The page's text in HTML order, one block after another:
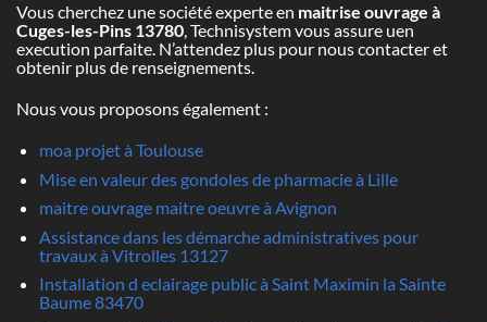
Vous cherchez une société experte en maitrise ouvrage à
Cuges-les-Pins 13780, Technisystem vous assure uen
execution parfaite. N’attendez plus pour nous contacter et
obtenir plus de renseignements.
Nous vous proposons également :
moa projet à Toulouse
Mise en valeur des gondoles de pharmacie à Lille
maitre ouvrage maitre oeuvre à Avignon
Assistance dans les démarche administratives pour
travaux à Vitrolles 13127
Installation d eclairage public à Saint Maximin la Sainte
Baume 83470